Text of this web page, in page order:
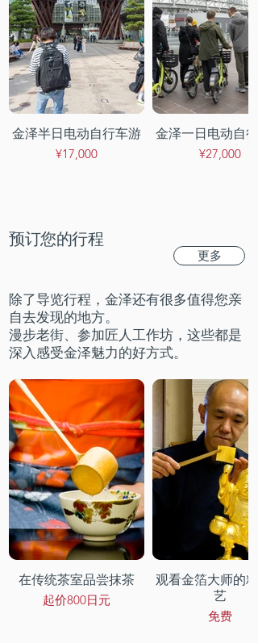
金泽半日电动自行车游
¥17,000
金泽一日电动自行
¥27,000
预订您的行程
更多
除了导览行程，金泽还有很多值得您亲
自去发现的地方。
漫步老街、参加匠人工作坊，这些都是
深入感受金泽魅力的好方式。
在传统茶室品尝抹茶
起价800日元
观看金箔大师的精
艺
免费